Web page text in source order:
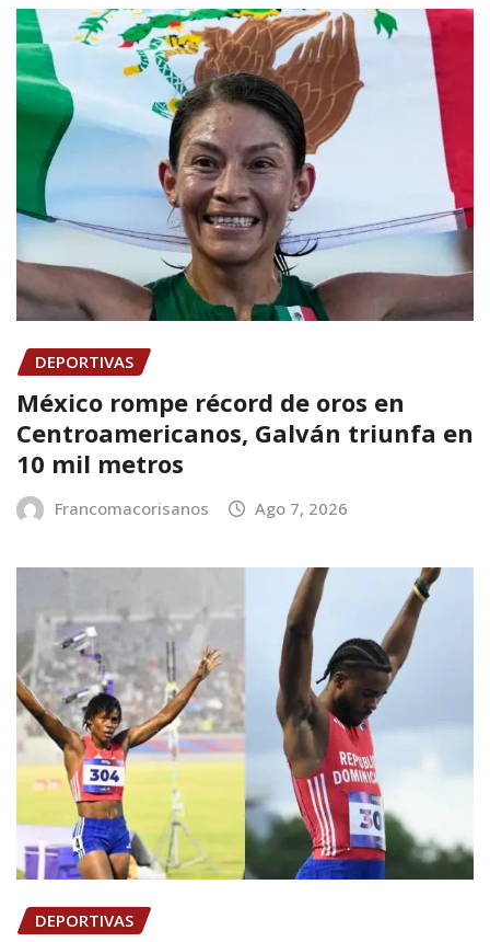
DEPORTIVAS
México rompe récord de oros en
Centroamericanos, Galván triunfa en
10 mil metros
Francomacorisanos Ago 7, 2026
DEPORTIVAS